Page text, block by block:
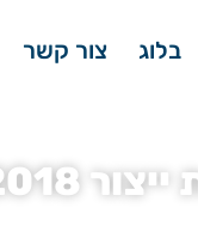
בלוג צור קשר